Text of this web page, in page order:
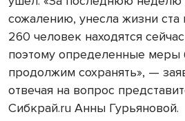
сожалению, унесла жизни
260 человек находятся
поэтому определенные меры
продолжим сохранять», —
отвечая на вопрос
Сибкрай.ru Анны Гурьяновой.